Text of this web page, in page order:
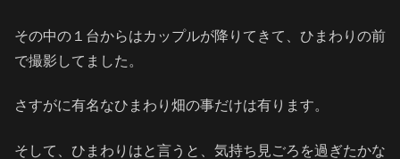
その中の１台からはカップルが降りてきて、ひまわりの前
で撮影してました。
さすがに有名なひまわり畑の事だけは有ります。
そして、ひまわりはと言うと、気持ち見ごろを過ぎたかな